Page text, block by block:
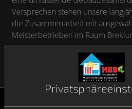
Versprechen stehen unsere
die Zusammenarbeit mit
Meisterbetrieben im Raum